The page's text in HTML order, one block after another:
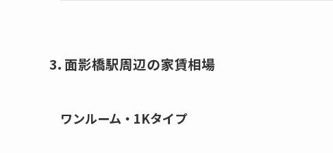
3. 面影橋駅周辺の家賃相場
ワンルーム・1Kタイプ